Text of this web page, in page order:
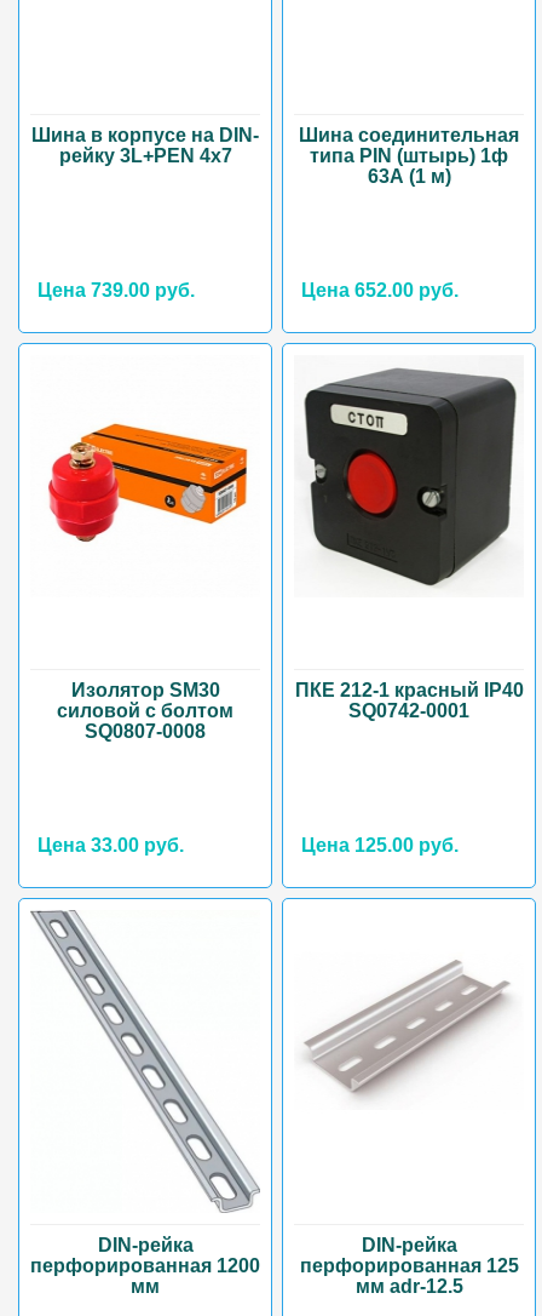
Шина в корпусе на DIN-
рейку 3L+PEN 4х7
Цена 739.00 руб.
Шина соединительная
типа PIN (штырь) 1ф
63А (1 м)
Цена 652.00 руб.
Изолятор SM30
силовой с болтом
SQ0807-0008
Цена 33.00 руб.
ПКЕ 212-1 красный IP40
SQ0742-0001
Цена 125.00 руб.
DIN-рейка
перфорированная 1200
мм
DIN-рейка
перфорированная 125
мм adr-12.5